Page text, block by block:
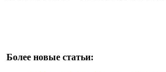
Более новые статьи: